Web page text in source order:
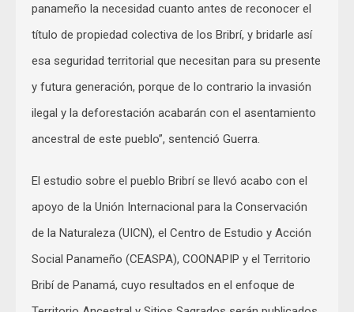
panameño la necesidad cuanto antes de reconocer el
título de propiedad colectiva de los Bribrí, y bridarle así
esa seguridad territorial que necesitan para su presente
y futura generación, porque de lo contrario la invasión
ilegal y la deforestación acabarán con el asentamiento
ancestral de este pueblo”, sentenció Guerra.
El estudio sobre el pueblo Bribrí se llevó acabo con el
apoyo de la Unión Internacional para la Conservación
de la Naturaleza (UICN), el Centro de Estudio y Acción
Social Panameño (CEASPA), COONAPIP y el Territorio
Bribí de Panamá, cuyo resultados en el enfoque de